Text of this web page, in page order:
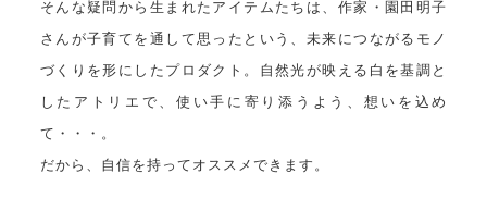
そんな疑問から生まれたアイテムたちは、作家・園田明子
さんが子育てを通して思ったという、未来につながるモノ
づくりを形にしたプロダクト。自然光が映える白を基調と
したアトリエで、使い手に寄り添うよう、想いを込め
て・・・。
だから、自信を持ってオススメできます。